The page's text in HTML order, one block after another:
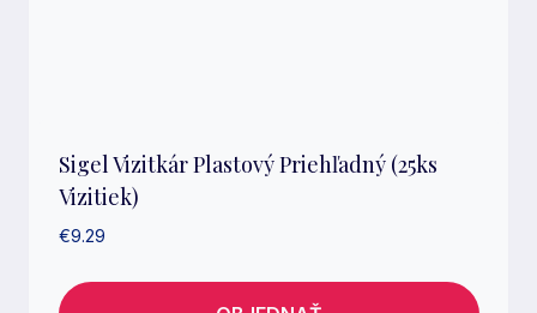
Sigel Vizitkár Plastový Priehľadný (25ks
Vizitiek)
€9.29